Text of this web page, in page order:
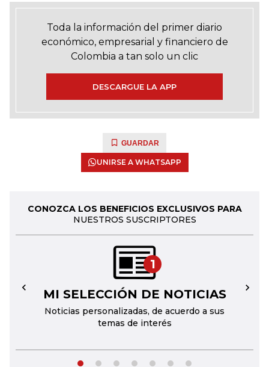
Toda la información del primer diario
económico, empresarial y financiero de
Colombia a tan solo un clic
DESCARGUE LA APP
GUARDAR
UNIRSE A WHATSAPP
CONOZCA LOS BENEFICIOS EXCLUSIVOS PARA
NUESTROS SUSCRIPTORES
1
MI SELECCIÓN DE NOTICIAS
Noticias personalizadas, de acuerdo a sus
temas de interés
← →